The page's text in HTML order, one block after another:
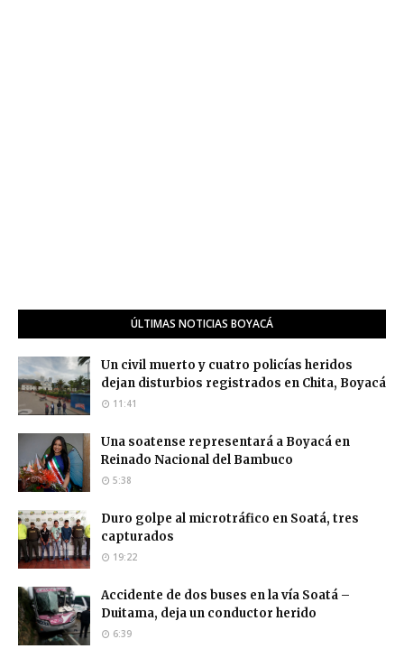
ÚLTIMAS NOTICIAS BOYACÁ
Un civil muerto y cuatro policías heridos
dejan disturbios registrados en Chita, Boyacá
11:41
Una soatense representará a Boyacá en
Reinado Nacional del Bambuco
5:38
Duro golpe al microtráfico en Soatá, tres
capturados
19:22
Accidente de dos buses en la vía Soatá –
Duitama, deja un conductor herido
6:39